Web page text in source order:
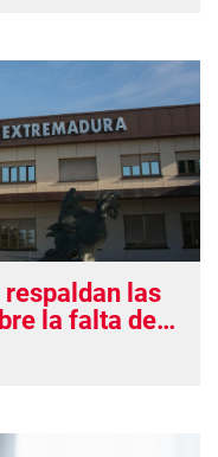
respaldan las
la falta de